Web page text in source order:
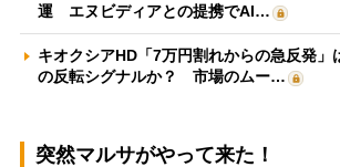
運 エヌビディアとの提携でAI…
キオクシアHD「7万円割れからの急反発」
の反転シグナルか？ 市場のムー…
突然マルサがやって来た！